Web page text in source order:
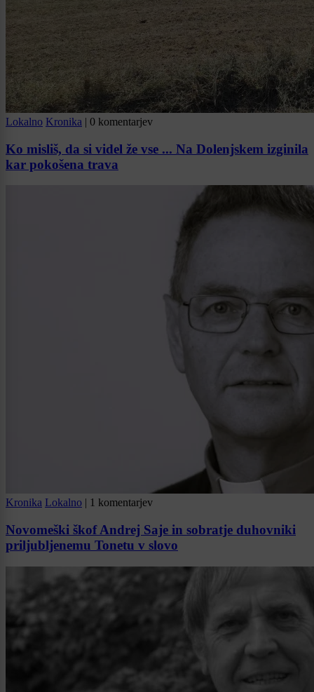
Lokalno Kronika | 0 komentarjev
Ko misliš, da si videl že vse ... Na Dolenjskem izginila
kar pokošena trava
Kronika Lokalno | 1 komentarjev
Novomeški škof Andrej Saje in sobratje duhovniki
priljubljenemu Tonetu v slovo